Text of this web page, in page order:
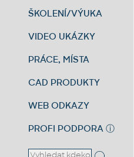
ŠKOLENÍ/VÝUKA
VIDEO UKÁZKY
PRÁCE, MÍSTA
CAD PRODUKTY
WEB ODKAZY
PROFI PODPORA ⓘ